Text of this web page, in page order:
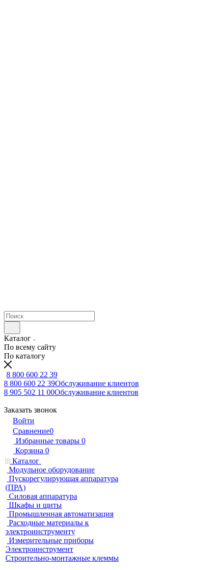
Каталог
По всему сайту
По каталогу
8 800 600 22 39
8 800 600 22 39Обслуживание клиентов
8 905 502 11 00Обслуживание клиентов
Заказать звонок
Войти
Сравнение0
Избранные товары 0
Корзина 0
Каталог
Модульное оборудование
Пускорегулирующая аппаратура
(ПРА)
Силовая аппаратура
Шкафы и щиты
Промышленная автоматизация
Расходные материалы к
электроинструменту
Измерительные приборы
Электроинструмент
Строительно-монтажные клеммы